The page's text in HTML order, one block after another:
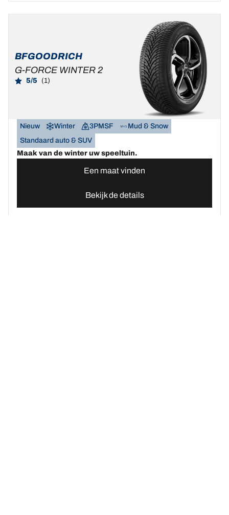
BFGOODRICH
G-FORCE WINTER 2
5/5 (1)
Nieuw Winter 3PMSF
Mud & Snow
Standaard auto & SUV
Maak van de winter uw speeltuin.
Een maat vinden
Bekijk de details